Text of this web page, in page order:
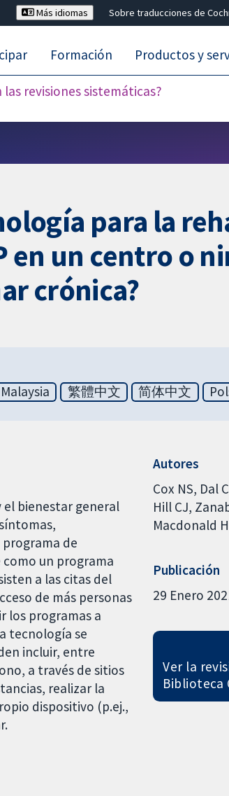
Más idiomas Sobre traducciones de
las revisiones sistemáticas?
Formación Productos y
para la
en un centro o
crónica?
繁體中文 简体中文
bienestar general
de
un programa
a las citas del
de más personas
los programas a
tecnología se
incluir, entre
a través de sitios
realizar la
dispositivo (p.ej.,
Autores
Cox NS Dal
Hill CJ
Macdonald H
Publicación
29 Enero
Ver la
Biblioteca